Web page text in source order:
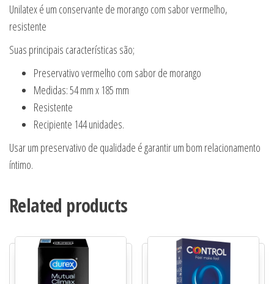
Unilatex é um conservante de morango com sabor vermelho,
resistente
Suas principais características são;
Preservativo vermelho com sabor de morango
Medidas: 54 mm x 185 mm
Resistente
Recipiente 144 unidades.
Usar um preservativo de qualidade é garantir um bom relacionamento
íntimo.
Related products